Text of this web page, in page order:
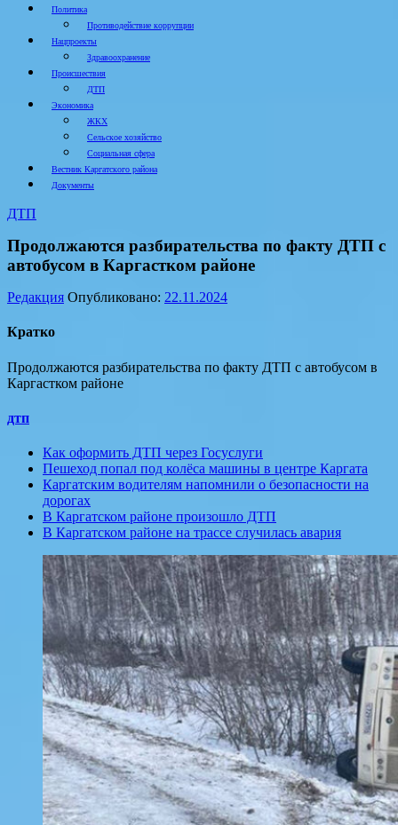
Политика
Противодействие коррупции
Нацпроекты
Здравоохранение
Происшествия
ДТП
Экономика
ЖКХ
Сельское хозяйство
Социальная сфера
Вестник Каргатского района
Документы
ДТП
Продолжаются разбирательства по факту ДТП с
автобусом в Каргастком районе
Редакция Опубликовано: 22.11.2024
Кратко
Продолжаются разбирательства по факту ДТП с автобусом в
Каргастком районе
дтп
Как оформить ДТП через Госуслуги
Пешеход попал под колёса машины в центре Каргата
Каргатским водителям напомнили о безопасности на
дорогах
В Каргатском районе произошло ДТП
В Каргатском районе на трассе случилась авария